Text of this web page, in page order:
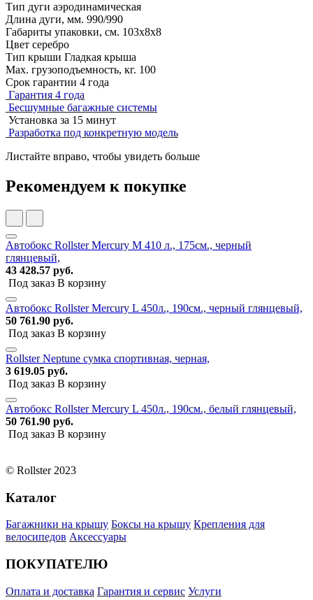
Тип дуги аэродинамическая
Длина дуги, мм. 990/990
Габариты упаковки, см. 103х8х8
Цвет серебро
Тип крыши Гладкая крыша
Мах. грузоподъемность, кг. 100
Срок гарантии 4 года
Гарантия 4 года
Бесшумные багажные системы
Установка за 15 минут
Разработка под конкретную модель
Листайте вправо, чтобы увидеть больше
Рекомендуем к покупке
Автобокс Rollster Mercury M 410 л., 175см., черный
глянцевый,
43 428.57 руб.
Под заказ В корзину
Автобокс Rollster Mercury L 450л., 190см., черный глянцевый,
50 761.90 руб.
Под заказ В корзину
Rollster Neptune сумка спортивная, черная,
3 619.05 руб.
Под заказ В корзину
Автобокс Rollster Mercury L 450л., 190см., белый глянцевый,
50 761.90 руб.
Под заказ В корзину
© Rollster 2023
Каталог
Багажники на крышу Боксы на крышу Крепления для
велосипедов Аксессуары
ПОКУПАТЕЛЮ
Оплата и доставка Гарантия и сервис Услуги